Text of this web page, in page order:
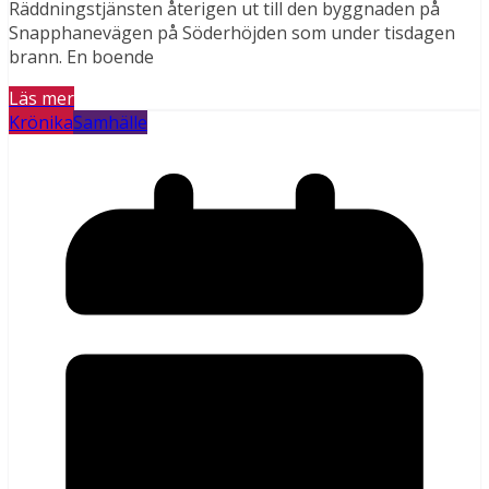
Räddningstjänsten återigen ut till den byggnaden på
Snapphanevägen på Söderhöjden som under tisdagen
brann. En boende
Läs mer
KrönikaSamhälle